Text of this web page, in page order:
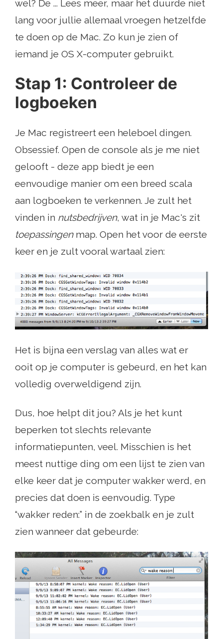
wel? De ... Lees meer, maar het duurde niet
lang voor jullie allemaal vroegen hetzelfde
te doen op de Mac. Zo kun je zien of
iemand je OS X-computer gebruikt.
Stap 1: Controleer de
logboeken
Je Mac registreert een heleboel dingen.
Obsessief. Open de console als je me niet
gelooft - deze app biedt je een
eenvoudige manier om een ​​breed scala
aan logboeken te verkennen. Je zult het
vinden in nutsbedrijven, wat in je Mac's zit
toepassingenmap. Open het voor de eerste
keer en je zult vooral wartaal zien:
Het is bijna een verslag van alles wat er
ooit op je computer is gebeurd, en het kan
volledig overweldigend zijn.
Dus, hoe helpt dit jou? Als je het kunt
beperken tot slechts relevante
informatiepunten, veel. Misschien is het
meest nuttige ding om een ​​lijst te zien van
elke keer dat je computer wakker werd, en
precies dat doen is eenvoudig. Type
“wakker reden:” in de zoekbalk en je zult
zien wanneer dat gebeurde: